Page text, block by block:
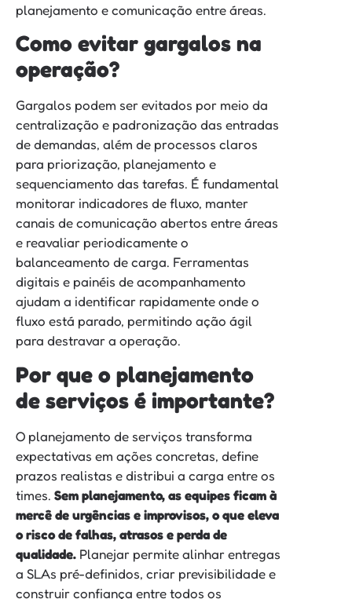
planejamento e comunicação entre áreas.
Como evitar gargalos na
operação?
Gargalos podem ser evitados por meio da
centralização e padronização das entradas
de demandas, além de processos claros
para priorização, planejamento e
sequenciamento das tarefas. É fundamental
monitorar indicadores de fluxo, manter
canais de comunicação abertos entre áreas
e reavaliar periodicamente o
balanceamento de carga. Ferramentas
digitais e painéis de acompanhamento
ajudam a identificar rapidamente onde o
fluxo está parado, permitindo ação ágil
para destravar a operação.
Por que o planejamento
de serviços é importante?
O planejamento de serviços transforma
expectativas em ações concretas, define
prazos realistas e distribui a carga entre os
times. Sem planejamento, as equipes ficam à
mercê de urgências e improvisos, o que eleva
o risco de falhas, atrasos e perda de
qualidade. Planejar permite alinhar entregas
a SLAs pré-definidos, criar previsibilidade e
construir confiança entre todos os